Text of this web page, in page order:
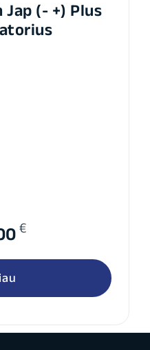
Jap (- +) Plus
€